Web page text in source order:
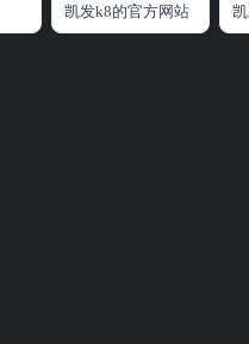
凯发k8的官方网站